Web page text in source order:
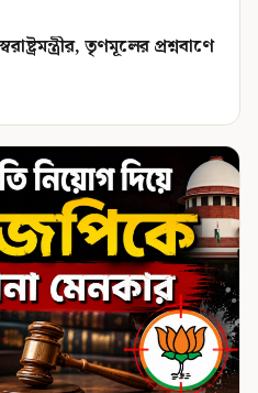
তৃণমূলের প্রশ্নবাণে